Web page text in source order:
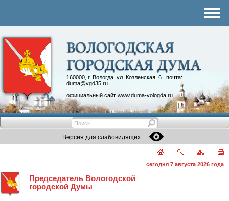
160000, г. Вологда, ул. Козленская, 6 | почта:
duma@vgd35.ru
официальный сайт www.duma-vologda.ru
Контакты
Депутатские объединения
Версия для слабовидящих
сегодня 7 августа 2026 года
Председатель Вологодской
городской Думы